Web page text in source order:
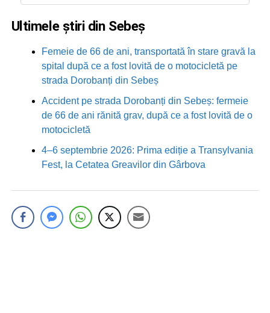
Ultimele știri din Sebeș
Femeie de 66 de ani, transportată în stare gravă la
spital după ce a fost lovită de o motocicletă pe
strada Dorobanți din Sebeș
Accident pe strada Dorobanți din Sebeș: fermeie
de 66 de ani rănită grav, după ce a fost lovită de o
motocicletă
4–6 septembrie 2026: Prima ediție a Transylvania
Fest, la Cetatea Greavilor din Gârbova